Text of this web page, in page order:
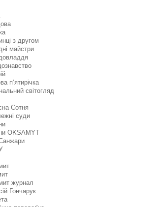
з другом
майстри
п’ятирічка
світогляд
Сотня
суди
OKSAMYT
журнал
Гончарук